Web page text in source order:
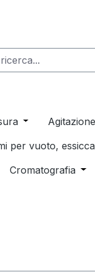
per
menu
Open or close
from the
the dropdown
per vuoto,
menu from
or close the
Cromatografia